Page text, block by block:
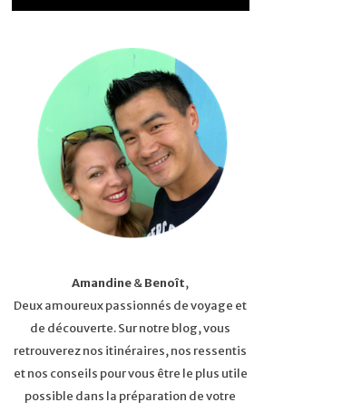
Amandine&Benoît,
Deux amoureux passionnés de voyage et
de découverte. Sur notre blog, vous
retrouverez nos itinéraires, nos ressentis
et nos conseils pour vous être le plus utile
possible dans la préparation de votre